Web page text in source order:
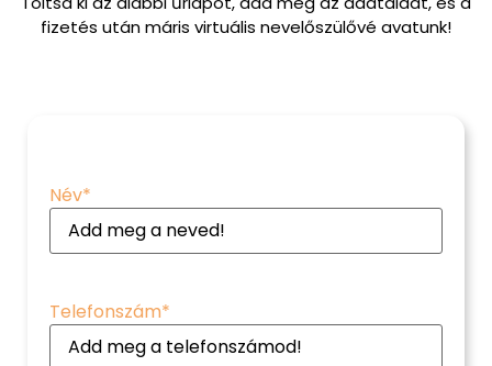
fizetés után máris virtuális nevelőszülővé avatunk!
Név*
Telefonszám*